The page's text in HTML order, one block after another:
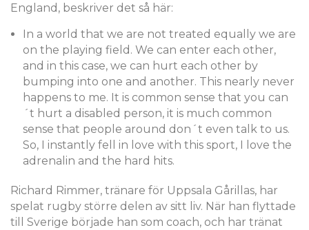
England, beskriver det så här:
In a world that we are not treated equally we are
on the playing field. We can enter each other,
and in this case, we can hurt each other by
bumping into one and another. This nearly never
happens to me. It is common sense that you can
´t hurt a disabled person, it is much common
sense that people around don´t even talk to us.
So, I instantly fell in love with this sport, I love the
adrenalin and the hard hits.
Richard Rimmer, tränare för Uppsala Gårillas, har
spelat rugby större delen av sitt liv. När han flyttade
till Sverige började han som coach, och har tränat